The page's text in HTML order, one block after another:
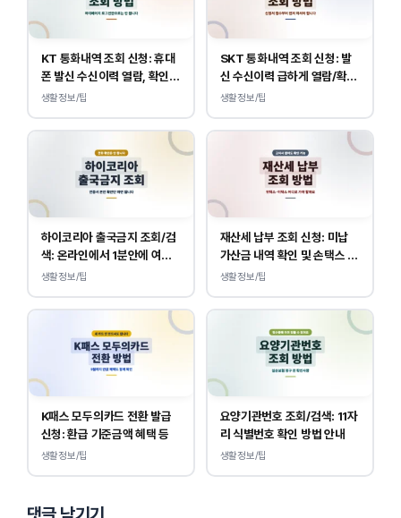
KT 통화내역 조회 신청: 휴대
폰 발신 수신이력 열람, 확인
하는 방법
생활정보/팁
SKT 통화내역 조회 신청: 발
신 수신이력 급하게 열람/확인
하는 방법
생활정보/팁
하이코리아 출국금지 조회/검
색: 온라인에서 1분안에 여부
확인 하는 방법
생활정보/팁
재산세 납부 조회 신청: 미납
가산금 내역 확인 및 손택스 이
택스 경로 안내
생활정보/팁
K패스 모두의카드 전환 발급
신청: 환급 기준금액 혜택 등
생활정보/팁
요양기관번호 조회/검색: 11자
리 식별번호 확인 방법 안내
생활정보/팁